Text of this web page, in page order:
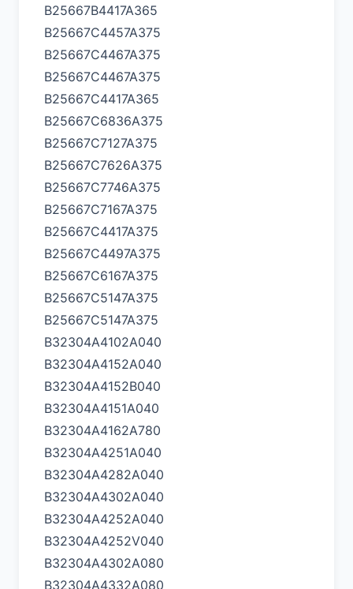
B25667B4417A365
B25667C4457A375
B25667C4467A375
B25667C4467A375
B25667C4417A365
B25667C6836A375
B25667C7127A375
B25667C7626A375
B25667C7746A375
B25667C7167A375
B25667C4417A375
B25667C4497A375
B25667C6167A375
B25667C5147A375
B25667C5147A375
B32304A4102A040
B32304A4152A040
B32304A4152B040
B32304A4151A040
B32304A4162A780
B32304A4251A040
B32304A4282A040
B32304A4302A040
B32304A4252A040
B32304A4252V040
B32304A4302A080
B32304A4332A080